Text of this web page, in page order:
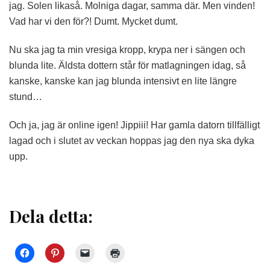
jag. Solen likaså. Molniga dagar, samma där. Men vinden!
Vad har vi den för?! Dumt. Mycket dumt.
Nu ska jag ta min vresiga kropp, krypa ner i sängen och
blunda lite. Äldsta dottern står för matlagningen idag, så
kanske, kanske kan jag blunda intensivt en lite längre
stund…
Och ja, jag är online igen! Jippiii! Har gamla datorn tillfälligt
lagad och i slutet av veckan hoppas jag den nya ska dyka
upp.
Dela detta: